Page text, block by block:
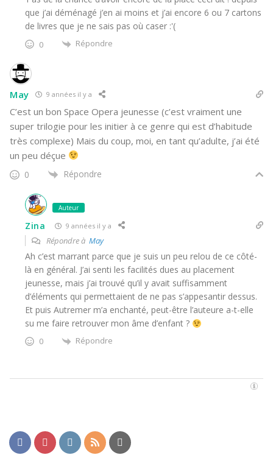
que j’ai déménagé j’en ai moins et j’ai encore 6 ou 7 cartons
de livres que je ne sais pas où caser :'(
0 Répondre
May 9 années il y a
C’est un bon Space Opera jeunesse (c’est vraiment une
super trilogie pour les initier à ce genre qui est d’habitude
très complexe) Mais du coup, moi, en tant qu’adulte, j’ai été
un peu déçue
0 Répondre
Auteur
Zina 9 années il y a
Répondre à May
Ah c’est marrant parce que je suis un peu relou de ce côté-
là en général. J’ai senti les facilités dues au placement
jeunesse, mais j’ai trouvé qu’il y avait suffisamment
d’éléments qui permettaient de ne pas s’appesantir dessus.
Et puis Autremer m’a enchanté, peut-être l’auteure a-t-elle
su me faire retrouver mon âme d’enfant ?
0 Répondre